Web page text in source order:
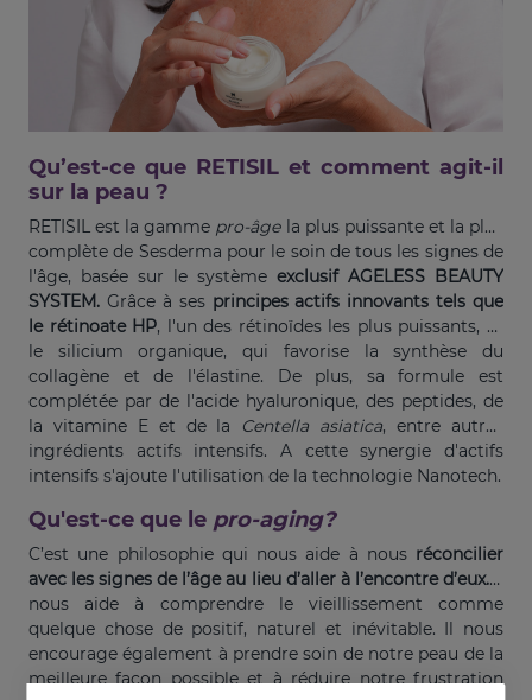
Qu’est-ce que RETISIL et comment agit-il
sur la peau ?
RETISIL est la gamme pro-âgela plus puissante et la plus
complète de Sesderma pour le soin de tous les signes de
l'âge, basée sur le système exclusif AGELESS BEAUTY
SYSTEM. Grâce à ses principes actifs innovants tels que
le rétinoate HP, l'un des rétinoïdes les plus puissants, et
le silicium organique, qui favorise la synthèse du
collagène et de l'élastine. De plus, sa formule est
complétée par de l'acide hyaluronique, des peptides, de
la vitamine E et de la Centella asiatica, entre autres
ingrédients actifs intensifs. A cette synergie d'actifs
intensifs s'ajoute l'utilisation de la technologie Nanotech.
Qu'est-ce que le pro-aging?
C’est une philosophie qui nous aide à nous réconcilier
avec les signes de l’âge au lieu d’aller à l’encontre d’eux.Il
nous aide à comprendre le vieillissement comme
quelque chose de positif, naturel et inévitable. Il nous
encourage également à prendre soin de notre peau de la
meilleure façon possible et à réduire notre frustration